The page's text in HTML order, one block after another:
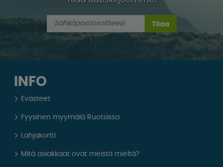
Tilaa
INFO
Evästeet
Fyysinen myymälä Ruotsissa
Lahjakortti
Mitä asiakkaat ovat meistä mieltä?